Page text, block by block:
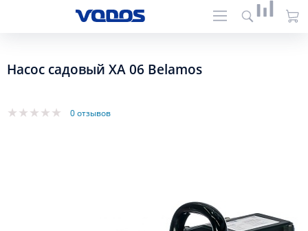
Насос садовый XA 06 Belamos
0 отзывов